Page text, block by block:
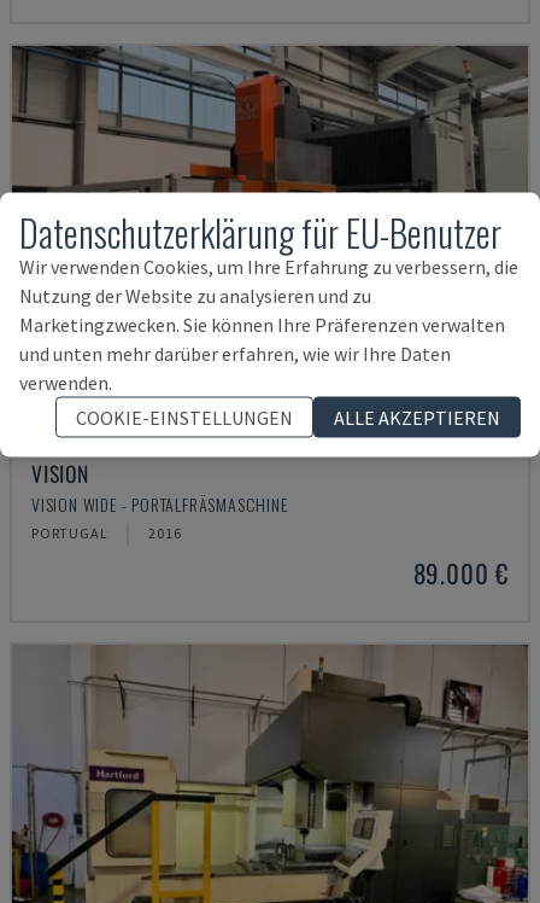
VISION
VISION WIDE - PORTALFRÄSMASCHINE
PORTUGAL 2016
89.000 €
Datenschutzerklärung für EU-Benutzer
Wir verwenden Cookies, um Ihre Erfahrung zu verbessern, die
Nutzung der Website zu analysieren und zu
Marketingzwecken. Sie können Ihre Präferenzen verwalten
und unten mehr darüber erfahren, wie wir Ihre Daten
verwenden.
COOKIE-EINSTELLUNGEN
ALLE AKZEPTIEREN